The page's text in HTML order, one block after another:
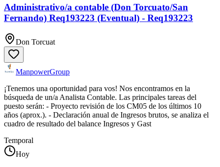
Administrativo/a contable (Don Torcuato/San
Fernando) Req193223 (Eventual) - Req193223
Don Torcuat
ManpowerGroup
¡Tenemos una oportunidad para vos! Nos encontramos en la
búsqueda de un/a Analista Contable. Las principales tareas del
puesto serán: - Proyecto revisión de los CM05 de los últimos 10
años (aprox.). - Declaración anual de Ingresos brutos, se analiza el
cuadro de resultado del balance Ingresos y Gast
Temporal
Hoy